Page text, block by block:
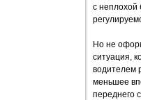
с неплохой
Но не
ситуация,
водителем
меньшее
переднего